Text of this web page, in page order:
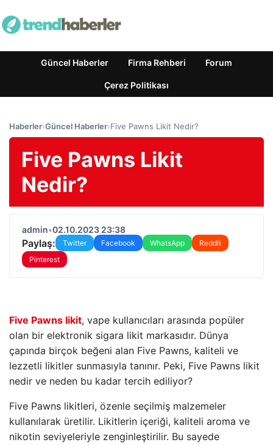
Güncel Haberler Firma Rehberi Forum
Çerez Politikası
Haberler›Güncel Haberler›Five Pawns Likit Nedir?
Five Pawns Likit
Nedir?
admin•02.10.2023 23:38
Paylaş: Twitter Facebook WhatsApp
Reddit
Pinterest
Five Pawns likit, vape kullanıcıları arasında popüler
olan bir elektronik sigara likit markasıdır. Dünya
çapında birçok beğeni alan Five Pawns, kaliteli ve
lezzetli likitler sunmasıyla tanınır. Peki, Five Pawns likit
nedir ve neden bu kadar tercih ediliyor?
Five Pawns likitleri, özenle seçilmiş malzemeler
kullanılarak üretilir. Likitlerin içeriği, kaliteli aroma ve
nikotin seviyeleriyle zenginleştirilir. Bu sayede